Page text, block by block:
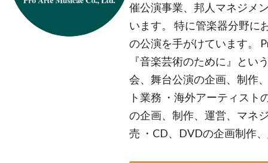
催公演事業、邦人マネジメ
います。 特に管楽器分野に
の公演を手がけています。
『音楽芸術のために』とい
会、舞台公演の企画、制作
ト業務 ・海外アーティスト
の企画、制作、運営、マネ
売 ・CD、DVDの企画制作